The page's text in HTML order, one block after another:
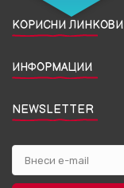
КОРИСНИ ЛИНКОВИ
ИНФОРМАЦИИ
NEWSLETTER